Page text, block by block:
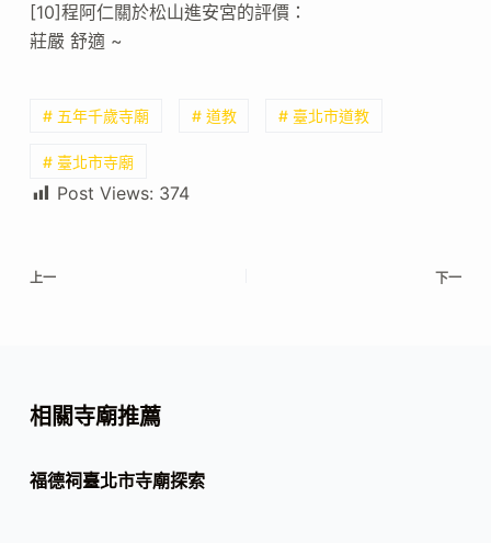
[10]程阿仁關於松山進安宮的評價：
莊嚴 舒適 ~
# 五年千歲寺廟 # 道教 # 臺北市道教
# 臺北市寺廟
Post Views: 374
上一 下一
相關寺廟推薦
福德祠臺北市寺廟探索